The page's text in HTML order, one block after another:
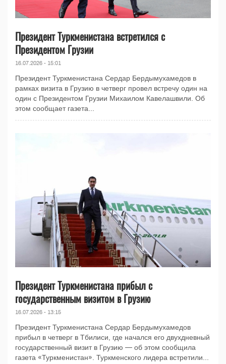
Президент Туркменистана встретился с
Президентом Грузии
16.07.2026 - 15:01
Президент Туркменистана Сердар Бердымухамедов в
рамках визита в Грузию в четверг провел встречу один на
один с Президентом Грузии Михаилом Кавелашвили. Об
этом сообщает газета...
Президент Туркменистана прибыл с
государственным визитом в Грузию
16.07.2026 - 13:15
Президент Туркменистана Сердар Бердымухамедов
прибыл в четверг в Тбилиси, где начался его двухдневный
государственный визит в Грузию — об этом сообщила
газета «Туркменистан». Туркменского лидера встретили...